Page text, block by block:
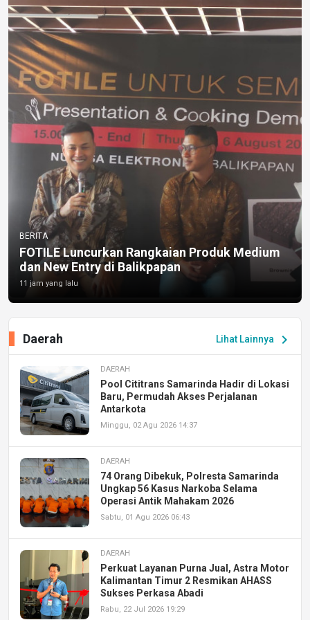
BERITA
FOTILE Luncurkan Rangkaian Produk Medium
dan New Entry di Balikpapan
11 jam yang lalu
Lihat Lainnya chevron_right
Daerah
DAERAH
Pool Cititrans Samarinda Hadir di Lokasi
Baru, Permudah Akses Perjalanan
Antarkota
Minggu, 02 Agu 2026 14:37
DAERAH
74 Orang Dibekuk, Polresta Samarinda
Ungkap 56 Kasus Narkoba Selama
Operasi Antik Mahakam 2026
Sabtu, 01 Agu 2026 06:43
DAERAH
Perkuat Layanan Purna Jual, Astra Motor
Kalimantan Timur 2 Resmikan AHASS
Sukses Perkasa Abadi
Rabu, 22 Jul 2026 19:29